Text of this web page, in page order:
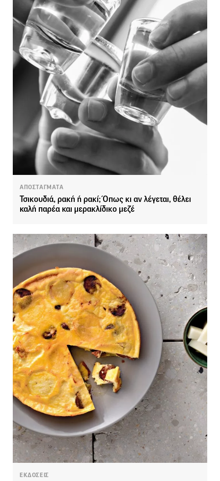
ΑΠΟΣΤΑΓΜΑΤΑ
Τσικουδιά, ρακή ή ρακί; Όπως κι αν λέγεται, θέλει
καλή παρέα και μερακλίδικο μεζέ
ΕΚΔΟΣΕΙΣ